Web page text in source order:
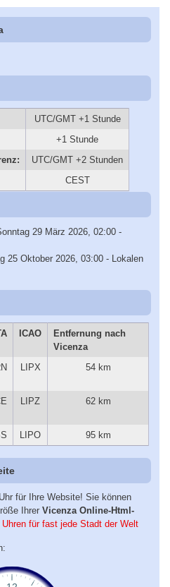
UTC/GMT +1 Stunde
+1 Stunde
UTC/GMT +2 Stunden
CEST
29 März 2026, 02:00 -
25 Oktober 2026, 03:00 - Lokalen
ICAO
Entfernung nach
Vicenza
LIPX 54 km
LIPZ 62 km
LIPO 95 km
für Ihre Website! Sie können
Ihrer Vicenza Online-Html-
Uhren für fast jede Stadt der Welt